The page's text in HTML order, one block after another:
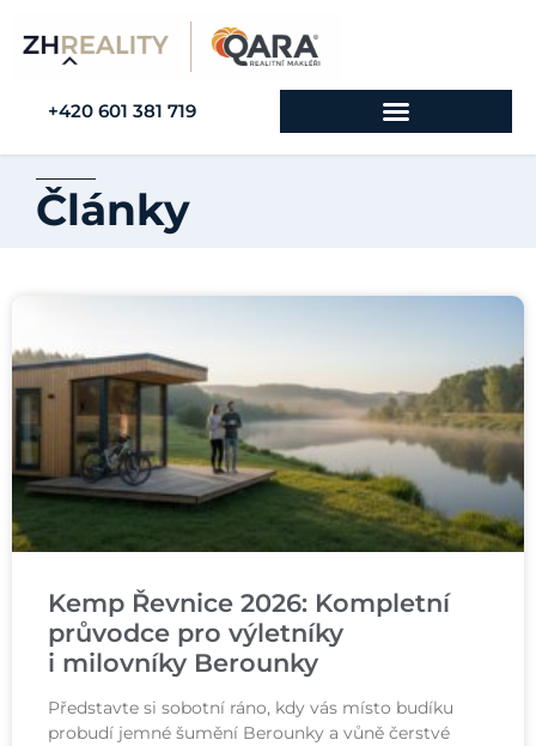
+420 601 381 719
Články
Kemp Řevnice 2026: Kompletní
průvodce pro výletníky
i milovníky Berounky
Představte si sobotní ráno, kdy vás místo budíku
probudí jemné šumění Berounky a vůně čerstvé